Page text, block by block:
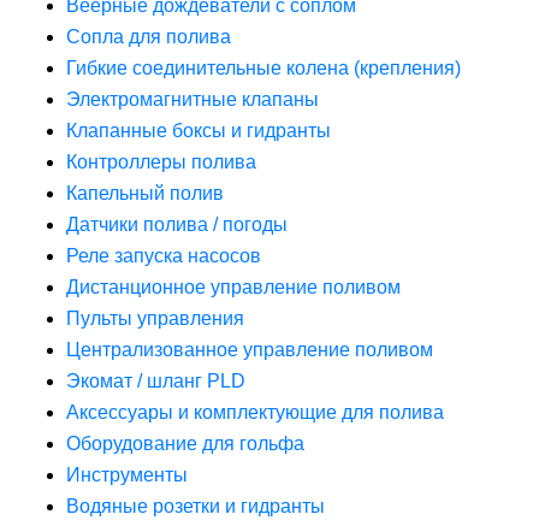
Веерные дождеватели с соплом
Сопла для полива
Гибкие соединительные колена (крепления)
Электромагнитные клапаны
Клапанные боксы и гидранты
Контроллеры полива
Капельный полив
Датчики полива / погоды
Реле запуска насосов
Дистанционное управление поливом
Пульты управления
Централизованное управление поливом
Экомат / шланг PLD
Аксессуары и комплектующие для полива
Оборудование для гольфа
Инструменты
Водяные розетки и гидранты